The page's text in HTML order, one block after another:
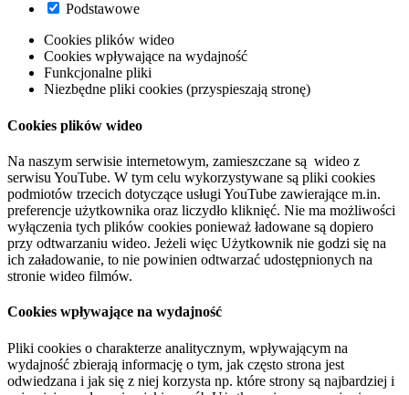
Podstawowe
Cookies plików wideo
Cookies wpływające na wydajność
Funkcjonalne pliki
Niezbędne pliki cookies (przyspieszają stronę)
Cookies plików wideo
Na naszym serwisie internetowym, zamieszczane są wideo z
serwisu YouTube. W tym celu wykorzystywane są pliki cookies
podmiotów trzecich dotyczące usługi YouTube zawierające m.in.
preferencje użytkownika oraz liczydło kliknięć. Nie ma możliwości
wyłączenia tych plików cookies ponieważ ładowane są dopiero
przy odtwarzaniu wideo. Jeżeli więc Użytkownik nie godzi się na
ich załadowanie, to nie powinien odtwarzać udostępnionych na
stronie wideo filmów.
Cookies wpływające na wydajność
Pliki cookies o charakterze analitycznym, wpływającym na
wydajność zbierają informację o tym, jak często strona jest
odwiedzana i jak się z niej korzysta np. które strony są najbardziej i